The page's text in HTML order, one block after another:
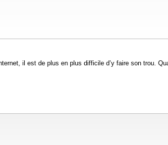
il est de plus en plus difficile d’y faire son trou.